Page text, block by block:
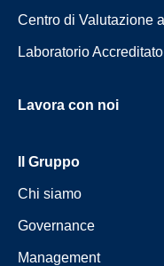
Centro di Valutazione
Laboratorio
Lavora con noi
Il Gruppo
Chi siamo
Governance
Management